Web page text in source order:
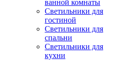
ванной комнаты
Светильники для
гостиной
Светильники для
спальни
Светильники для
кухни